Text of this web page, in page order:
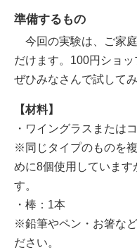
準備するもの
今回の実験は、ご家
だけます。100円ショッ
ぜひみなさんで試して
【材料】
・ワイングラスまたは
※同じタイプのものを
めに8個使用していま
す。
・棒：1本
※鉛筆やペン・お箸な
ださい。